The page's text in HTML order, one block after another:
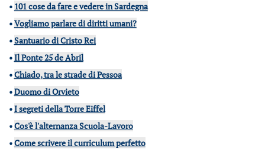
• 101 cose da fare e vedere in Sardegna
•Vogliamo parlare di diritti umani?
•Santuario di Cristo Rei
•Il Ponte 25 de Abril
•Chiado, tra le strade di Pessoa
•Duomo di Orvieto
•I segreti della Torre Eiffel
•Cos'è l'alternanza Scuola-Lavoro
•Come scrivere il curriculum perfetto